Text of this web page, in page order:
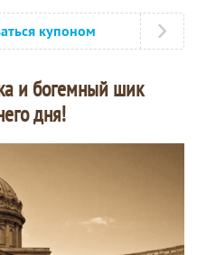
купоном
и богемный шик
дня!